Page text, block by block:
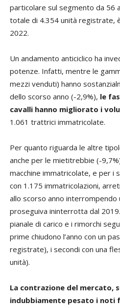
particolare sul segmento da 56
totale di 4.354 unità registrate,
2022.
Un andamento anticiclico ha
potenze. Infatti, mentre le
mezzi venduti) hanno
dello scorso anno (-2,9%), le
cavalli hanno migliorato i
1.061 trattrici immatricolate.
Per quanto riguarda le altre
anche per le mietitrebbie (-
macchine immatricolate, e per i
con 1.175 immatricolazioni,
allo scorso anno interrompendo
proseguiva ininterrotta dal
pianale di carico e i rimorchi
prime chiudono l’anno con un
registrate), i secondi con una
unità).
La contrazione del mercato,
indubbiamente pesato i